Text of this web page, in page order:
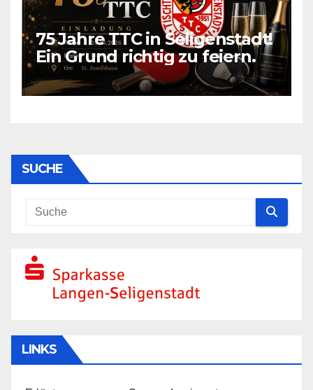
75 Jahre TTC in Seligenstadt!
Ein Grund richtig zu feiern.
SUCHE
LINKS